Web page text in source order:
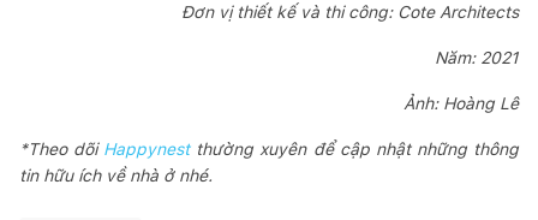
Đơn vị thiết kế và thi công: Cote Architects
Năm: 2021
Ảnh: Hoàng Lê
*Theo dõi Happynestthường xuyên để cập nhật những thông
tin hữu ích về nhà ở nhé.